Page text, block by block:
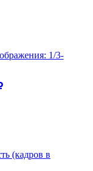
1/3-
(кадров в